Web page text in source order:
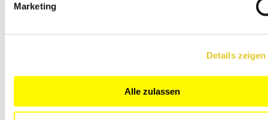
Marketing
Details zeigen
Alle zulassen